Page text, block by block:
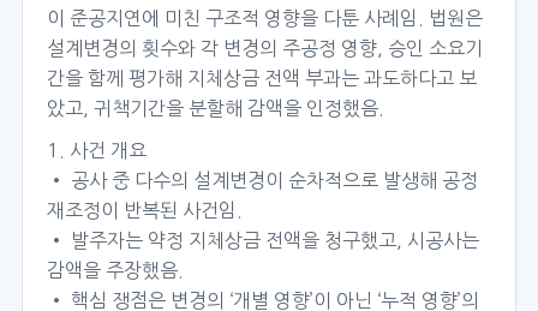
이 준공지연에 미친 구조적 영향을 다툰 사례임. 법원은
설계변경의 횟수와 각 변경의 주공정 영향, 승인 소요기
간을 함께 평가해 지체상금 전액 부과는 과도하다고 보
았고, 귀책기간을 분할해 감액을 인정했음.
1. 사건 개요
• 공사 중 다수의 설계변경이 순차적으로 발생해 공정
재조정이 반복된 사건임.
• 발주자는 약정 지체상금 전액을 청구했고, 시공사는
감액을 주장했음.
• 핵심 쟁점은 변경의 ‘개별 영향’이 아닌 ‘누적 영향’의